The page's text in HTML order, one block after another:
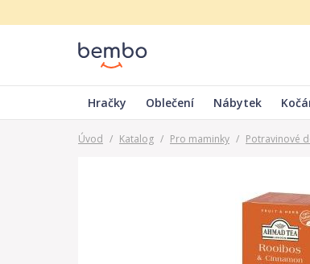
Hračky Oblečení Nábytek
Úvod / Katalog / Pro maminky / Potravinové